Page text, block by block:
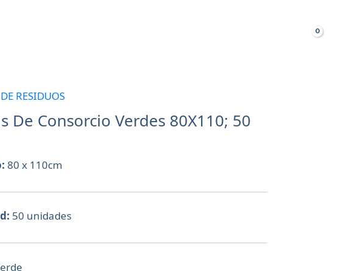
RESIDUOS
De Consorcio Verdes 80X110; 50
80 x 110cm
50 unidades